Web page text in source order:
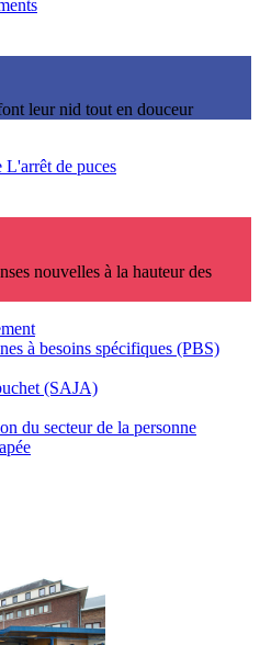
leur nid tout en douceur
L'arrêt de puces
nouvelles à la hauteur des
à besoins spécifiques (PBS)
(SAJA)
du secteur de la personne